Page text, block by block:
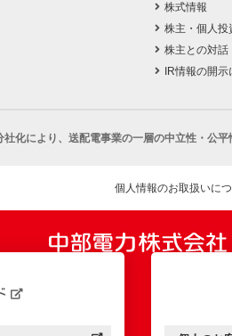
株式情報
株主・個人投
株主との対話
IR情報の開
化により、 送配電事業の一層の中立性・公平
個人情報のお取扱いに